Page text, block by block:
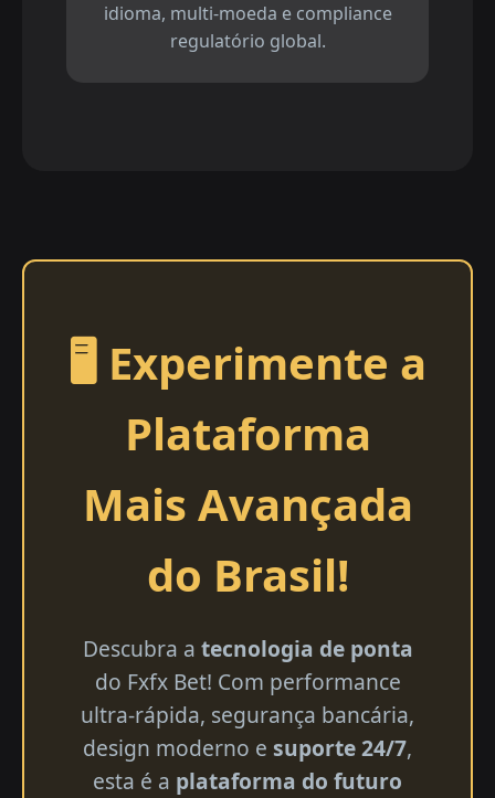
idioma, multi-moeda e compliance
regulatório global.
🖥️ Experimente a
Plataforma
Mais Avançada
do Brasil!
Descubra a tecnologia de ponta
do Fxfx Bet! Com performance
ultra-rápida, segurança bancária,
design moderno e suporte 24/7,
esta é a plataforma do futuro